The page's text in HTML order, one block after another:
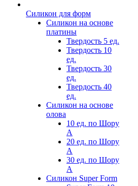
Силикон для форм
Силикон на основе
платины
Твердость 5 ед.
Твердость 10
ед.
Твердость 30
ед.
Твердость 40
ед.
Силикон на основе
олова
10 ед. по Шору
А
20 ед. по Шору
А
30 ед. по Шору
А
Силикон Super Form